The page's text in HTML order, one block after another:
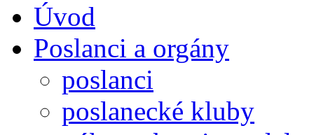
Úvod
Poslanci a orgány
poslanci
poslanecké kluby